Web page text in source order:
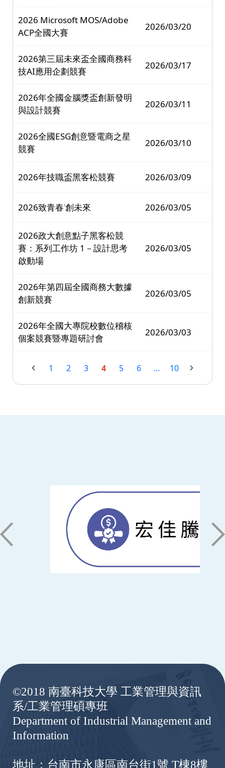
2026 Microsoft MOS/Adobe
ACP全國大賽
2026/03/20
2026第三屆未來盃全國商務科
技AI應用企劃競賽
2026/03/17
2026年全國金腦獎盃創新發明
與設計競賽
2026/03/11
2026全國ESG創意暨電商之星
競賽
2026/03/10
2026年技職盃黑客松競賽 2026/03/09
2026致青春˙創未來 2026/03/05
2026政大創意點子黑客松競
賽：系列工作坊 1－設計思考
啟動場
2026/03/05
2026年第四屆全國商務大數據
創新競賽
2026/03/05
2026年全國大專院校數位稽核
個案競賽暨專題研討會
2026/03/03
1 2 3 4 5 6 ... 10
©2018 南臺科技大學 工業管理與資訊
系/工業管理碩專班
Department of Industrial Management and
Information
地址：台南市永康區南台街1號 T棟8樓